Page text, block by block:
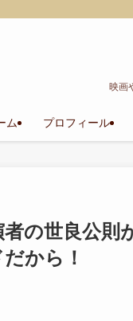
映画
ム プロフィール
者の世良公
から！